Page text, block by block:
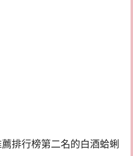
排行榜第二名的白酒蛤蜊